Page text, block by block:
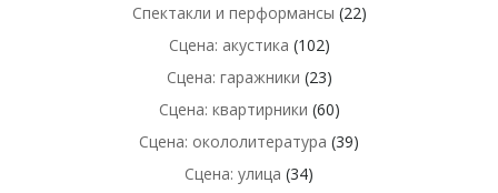
Спектакли и перформансы (22)
Сцена: акустика (102)
Сцена: гаражники (23)
Сцена: квартирники (60)
Сцена: окололитература (39)
Сцена: улица (34)